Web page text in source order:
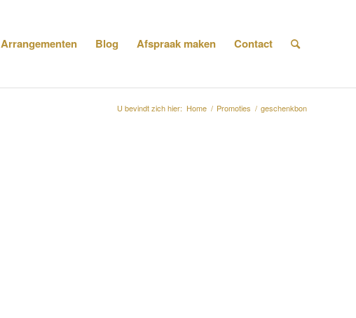
Arrangementen Blog Afspraak maken Contact
U bevindt zich hier: Home / Promoties / geschenkbon